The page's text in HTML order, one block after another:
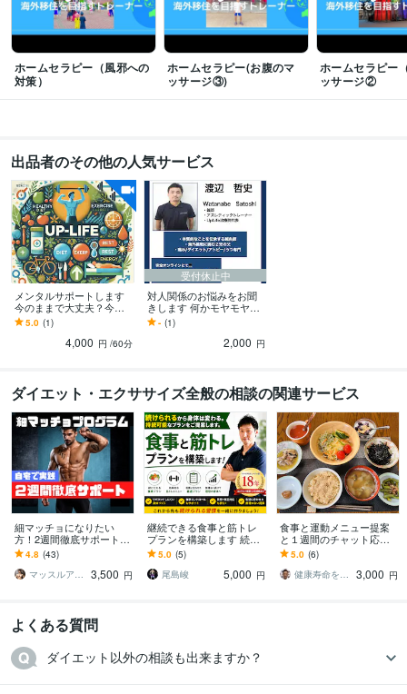
アスレティックトレーナー:23年
オンラインレッスン・習い事 ダイエット メンタルサポート アトピー
ダイエット アトピー 健康 経営
オンラインレッスン・習い事 ダイエット・アトピー・メンタル・痛み
中和医療専門学校 2006年3月 ~ 2009年2月
ホームセラピー（風邪への
対策）
ホームセラピー(お腹のマ
ッサージ③)
ホームセラピー
ッサージ②
出品者のその他の人気サービス
メンタルサポートします
今のままで大丈夫？今す
ぐ健康投資で未来を輝か
せよう！！
5.0 (1)
4,000 円 /60分
受付休止中
対人関係のお悩みをお聞
きします 何かモヤモヤす
る対人関係のお悩み相談
に乗ります。
- (1)
2,000 円
ダイエット・エクササイズ全般の相談の関連サービス
細マッチョになりたい
方！2週間徹底サポートし
ます 体脂肪を落とし筋肉
をつける！自宅で実践で
きる最強トレを伝授！
4.8 (43)
マッスルアーム 自宅フィットネス講師
3,500 円
継続できる食事と筋トレ
プランを構築します 続け
られるから身体は変わ
る。持続可能なプランを
ご提案します。
5.0 (5)
尾島峻
5,000 円
食事と運動メニュー提案
と１週間のチャット応援
します 10キロ減量の現役
社長があなたの食事と運
動の継続を応援します
5.0 (6)
健康寿命を延ばす＠ムラカミ
3,000 円
よくある質問
ダイエット以外の相談も出来ますか？